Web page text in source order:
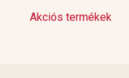
Akciós termékek